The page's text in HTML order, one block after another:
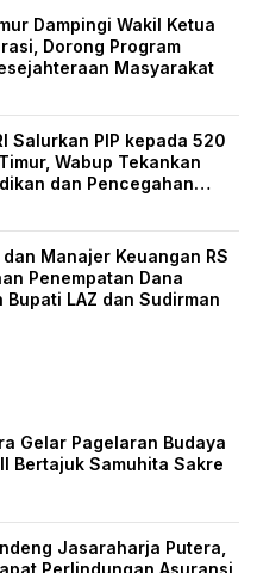
Dampingi Wakil Ketua
Dorong Program
Masyarakat
Salurkan PIP kepada 520
Wabup Tekankan
dan Pencegahan
Manajer Keuangan RS
Penempatan Dana
Bupati LAZ dan Sudirman
Gelar Pagelaran Budaya
Bertajuk Samuhita Sakre
Jasaraharja Putera,
Perlindungan Asuransi